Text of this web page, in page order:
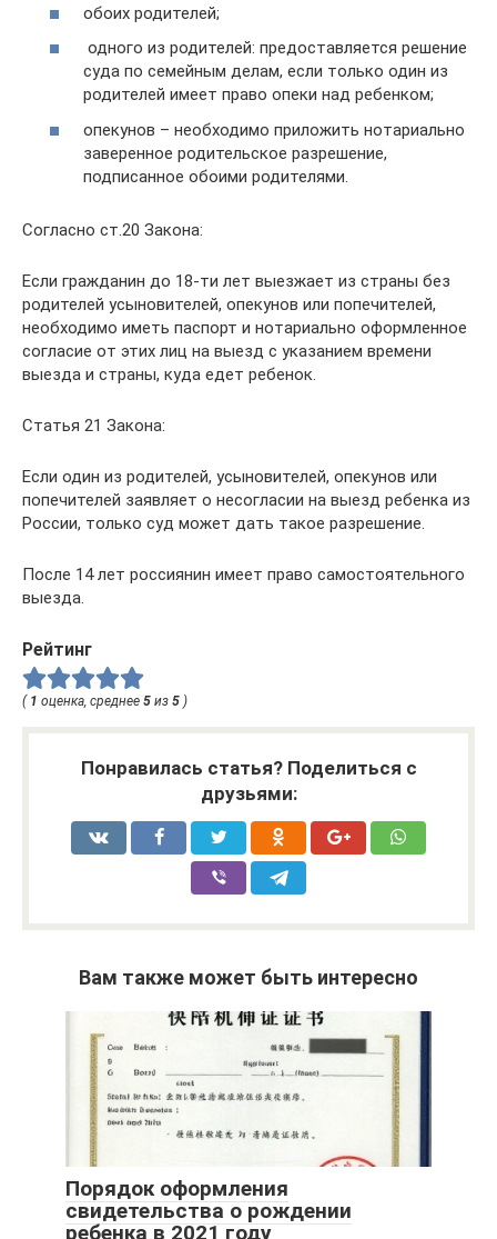
обоих родителей;
одного из родителей: предоставляется решение
суда по семейным делам, если только один из
родителей имеет право опеки над ребенком;
опекунов – необходимо приложить нотариально
заверенное родительское разрешение,
подписанное обоими родителями.
Согласно ст.20 Закона:
Если гражданин до 18-ти лет выезжает из страны без
родителей усыновителей, опекунов или попечителей,
необходимо иметь паспорт и нотариально оформленное
согласие от этих лиц на выезд с указанием времени
выезда и страны, куда едет ребенок.
Статья 21 Закона:
Если один из родителей, усыновителей, опекунов или
попечителей заявляет о несогласии на выезд ребенка из
России, только суд может дать такое разрешение.
После 14 лет россиянин имеет право самостоятельного
выезда.
Рейтинг
( 1 оценка, среднее 5 из 5 )
Понравилась статья? Поделиться с
друзьями:
Вам также может быть интересно
Порядок оформления
свидетельства о рождении
ребенка в 2021 году